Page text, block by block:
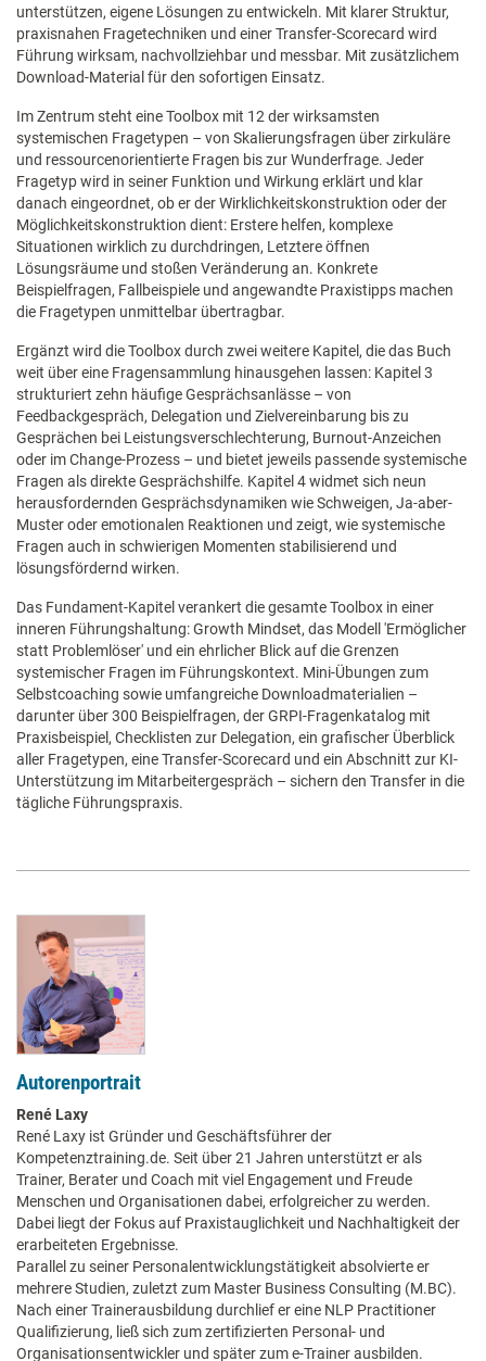
unterstützen, eigene Lösungen zu entwickeln. Mit klarer Struktur,
praxisnahen Fragetechniken und einer Transfer-Scorecard wird
Führung wirksam, nachvollziehbar und messbar. Mit zusätzlichem
Download-Material für den sofortigen Einsatz.
Im Zentrum steht eine Toolbox mit 12 der wirksamsten
systemischen Fragetypen – von Skalierungsfragen über zirkuläre
und ressourcenorientierte Fragen bis zur Wunderfrage. Jeder
Fragetyp wird in seiner Funktion und Wirkung erklärt und klar
danach eingeordnet, ob er der Wirklichkeitskonstruktion oder der
Möglichkeitskonstruktion dient: Erstere helfen, komplexe
Situationen wirklich zu durchdringen, Letztere öffnen
Lösungsräume und stoßen Veränderung an. Konkrete
Beispielfragen, Fallbeispiele und angewandte Praxistipps machen
die Fragetypen unmittelbar übertragbar.
Ergänzt wird die Toolbox durch zwei weitere Kapitel, die das Buch
weit über eine Fragensammlung hinausgehen lassen: Kapitel 3
strukturiert zehn häufige Gesprächsanlässe – von
Feedbackgespräch, Delegation und Zielvereinbarung bis zu
Gesprächen bei Leistungsverschlechterung, Burnout-Anzeichen
oder im Change-Prozess – und bietet jeweils passende systemische
Fragen als direkte Gesprächshilfe. Kapitel 4 widmet sich neun
herausfordernden Gesprächsdynamiken wie Schweigen, Ja-aber-
Muster oder emotionalen Reaktionen und zeigt, wie systemische
Fragen auch in schwierigen Momenten stabilisierend und
lösungsfördernd wirken.
Das Fundament-Kapitel verankert die gesamte Toolbox in einer
inneren Führungshaltung: Growth Mindset, das Modell 'Ermöglicher
statt Problemlöser' und ein ehrlicher Blick auf die Grenzen
systemischer Fragen im Führungskontext. Mini-Übungen zum
Selbstcoaching sowie umfangreiche Downloadmaterialien –
darunter über 300 Beispielfragen, der GRPI-Fragenkatalog mit
Praxisbeispiel, Checklisten zur Delegation, ein grafischer Überblick
aller Fragetypen, eine Transfer-Scorecard und ein Abschnitt zur KI-
Unterstützung im Mitarbeitergespräch – sichern den Transfer in die
tägliche Führungspraxis.
Autorenportrait
René Laxy
René Laxy ist Gründer und Geschäftsführer der
Kompetenztraining.de. Seit über 21 Jahren unterstützt er als
Trainer, Berater und Coach mit viel Engagement und Freude
Menschen und Organisationen dabei, erfolgreicher zu werden.
Dabei liegt der Fokus auf Praxistauglichkeit und Nachhaltigkeit der
erarbeiteten Ergebnisse.
Parallel zu seiner Personalentwicklungstätigkeit absolvierte er
mehrere Studien, zuletzt zum Master Business Consulting (M.BC).
Nach einer Trainerausbildung durchlief er eine NLP Practitioner
Qualifizierung, ließ sich zum zertifizierten Personal- und
Organisationsentwickler und später zum e-Trainer ausbilden.